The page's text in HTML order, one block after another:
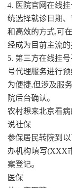
4. 医院官网在线
统选择就诊日期
和高效的方式,可
经成为目前主流的
5. 第三方在线挂
号代理服务进行
为便捷,但涉及服
院后台确认。
农村想来北京看
说社保
参保居民转院到
办机构填写(XXX
案登记。
医保